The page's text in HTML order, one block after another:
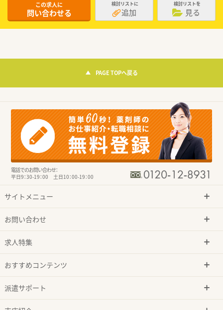
この求人に
問い合わせる
検討リストに
追加
検討リストを
見る
PAGE TOPへ戻る
電話でのお問い合わせ：
平日9：30-19：00 土日10：00-19：00
サイトメニュー
お問い合わせ
求人特集
おすすめコンテンツ
派遣サポート